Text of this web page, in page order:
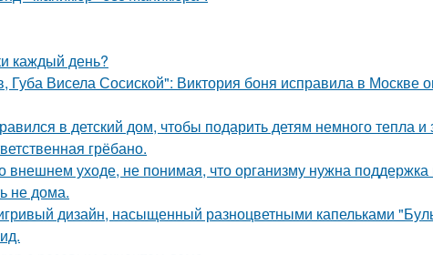
каждый день?
Висела Сосиской": Виктория боня исправила в Москве
в детский дом, чтобы подарить детям немного тепла и
грёбано.
внешнем уходе, не понимая, что организму нужна поддержка
не дома.
дизайн, насыщенный разноцветными капельками